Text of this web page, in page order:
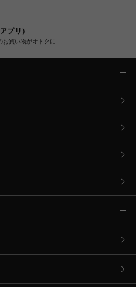
プリ）
お買い物がオトクに